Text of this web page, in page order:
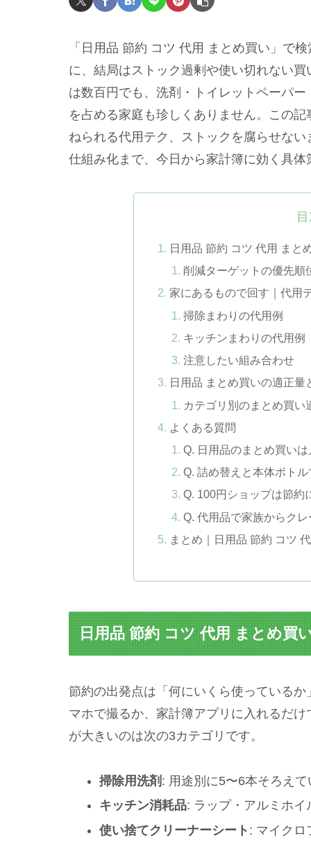
「日用品 節約 コツ 代用 まとめ買い」で
に、結局はストック過剰や使い切れない
は数百円でも、洗剤・トイレットペーパ
を占める家庭も珍しくありません。この
ねられる代用テク、ストックを腐らせな
仕組み化まで、今日から家計簿に効く具
日用品 節約 コツ 代用 まと
削減ターゲットの優先順
家にあるもので回す｜代用
掃除まわりの代用例
キッチンまわりの代用例
注意したい組み合わせ
日用品 まとめ買いの適正
カテゴリ別のまとめ買い
よくある質問
Q. 日用品のまとめ買い
Q. 詰め替えと本体ボト
Q. 100円ショップは節約
Q. 代用品で家族からク
まとめ｜日用品 節約 コツ
日用品 節約 コツ 代用 まとめ買
節約の出発点は「何にいくら使っている
マホで撮るか、家計簿アプリに入れるだ
が大きいのは次の3カテゴリです。
掃除用洗剤 : 用途別に5〜6本そろえ
キッチン消耗品: ラップ・アルミホイ
使い捨てクリーナーシート : マイクロ